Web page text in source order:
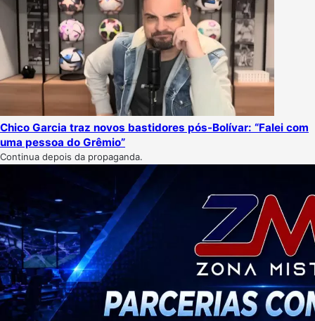
Chico Garcia traz novos bastidores pós-Bolívar: “Falei com
uma pessoa do Grêmio”
Continua depois da propaganda.